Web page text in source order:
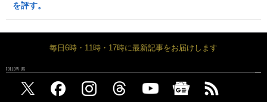
を評す。
毎日6時・11時・17時に最新記事をお届けします
FOLLOW US